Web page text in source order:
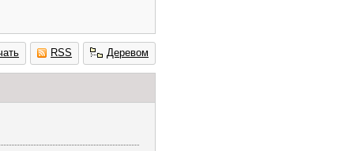
RSS Деревом